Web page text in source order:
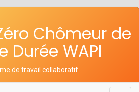
Chômeur de
Durée WAPI
de travail collaboratif